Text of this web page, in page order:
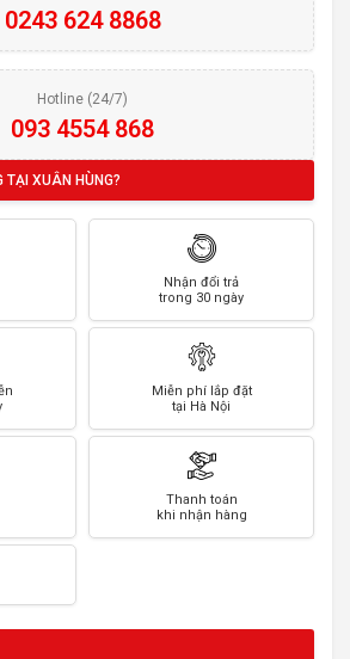
0243 624 8868
Hotline (24/7)
093 4554 868
XUÂN HÙNG?
Nhận đổi trả
trong 30 ngày
Miễn phí lắp đặt
tại Hà Nội
Thanh toán
khi nhận hàng